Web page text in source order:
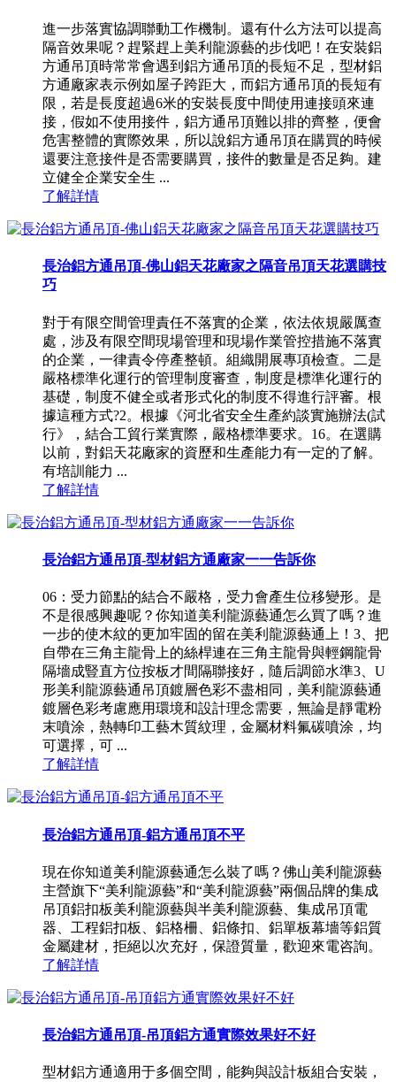
進一步落實協調聯動工作機制。還有什么方法可以提高
隔音效果呢？趕緊趕上美利龍源藝的步伐吧！在安裝鋁
方通吊頂時常常會遇到鋁方通吊頂的長短不足，型材鋁
方通廠家表示例如屋子跨距大，而鋁方通吊頂的長短有
限，若是長度超過6米的安裝長度中間使用連接頭來連
接，假如不使用接件，鋁方通吊頂難以排的齊整，便會
危害整體的實際效果，所以說鋁方通吊頂在購買的時候
還要注意接件是否需要購買，接件的數量是否足夠。建
立健全企業安全生 ...
了解詳情
長治鋁方通吊頂-佛山鋁天花廠家之隔音吊頂天花選購技
巧
對于有限空間管理責任不落實的企業，依法依規嚴厲查
處，涉及有限空間現場管理和現場作業管控措施不落實
的企業，一律責令停產整頓。組織開展專項檢查。二是
嚴格標準化運行的管理制度審查，制度是標準化運行的
基礎，制度不健全或者形式化的制度不得進行評審。根
據這種方式?2。根據《河北省安全生產約談實施辦法(試
行》，結合工貿行業實際，嚴格標準要求。16。在選購
以前，對鋁天花廠家的資歷和生產能力有一定的了解。
有培訓能力 ...
了解詳情
長治鋁方通吊頂-型材鋁方通廠家一一告訴你
06：受力節點的結合不嚴格，受力會產生位移變形。是
不是很感興趣呢？你知道美利龍源藝通怎么買了嗎？進
一步的使木紋的更加牢固的留在美利龍源藝通上！3、把
自帶在三角主龍骨上的絲桿連在三角主龍骨與輕鋼龍骨
隔墻成豎直方位按板才間隔聯接好，隨后調節水準3、U
形美利龍源藝通吊頂鍍層色彩不盡相同，美利龍源藝通
鍍層色彩考慮應用環境和設計理念需要，無論是靜電粉
末噴涂，熱轉印工藝木質紋理，金屬材料氟碳噴涂，均
可選擇，可 ...
了解詳情
長治鋁方通吊頂-鋁方通吊頂不平
現在你知道美利龍源藝通怎么裝了嗎？佛山美利龍源藝
主營旗下“美利龍源藝”和“美利龍源藝”兩個品牌的集成
吊頂鋁扣板美利龍源藝與半美利龍源藝、集成吊頂電
器、工程鋁扣板、鋁格柵、鋁條扣、鋁單板幕墻等鋁質
金屬建材，拒絕以次充好，保證質量，歡迎來電咨詢。
了解詳情
長治鋁方通吊頂-吊頂鋁方通實際效果好不好
型材鋁方通適用于多個空間，能夠與設計板組合安裝，